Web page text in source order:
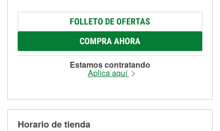
FOLLETO DE OFERTAS
COMPRA AHORA
Estamos contratando
Aplica aquí
Horario de tienda